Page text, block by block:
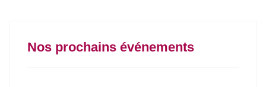
Nos prochains événements